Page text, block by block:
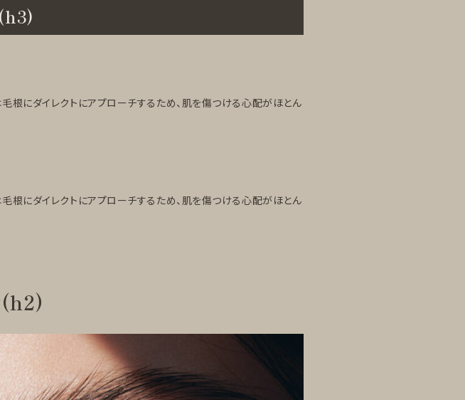
根にダイレクトにアプローチするため、肌を傷つける心配がほとん
根にダイレクトにアプローチするため、肌を傷つける心配がほとん